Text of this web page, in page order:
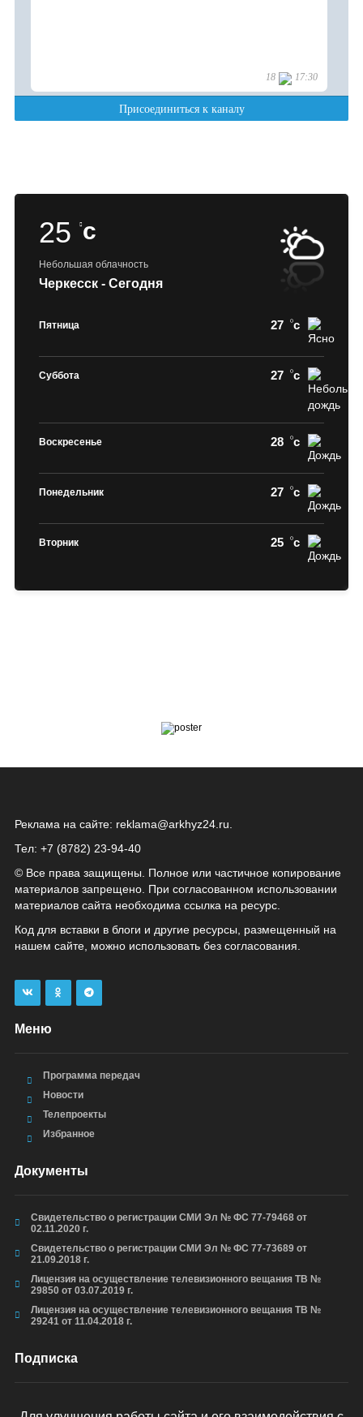
25 c
Небольшая облачность
Черкесск - Сегодня
Пятница 27 c
Суббота 27 c
Воскресенье 28 c
Понедельник 27 c
Вторник 25 c
Реклама на сайте: reklama@arkhyz24.ru
Тел: +7 (8782) 23‑94‑40
© Все права защищены. Полное или частичное копирование
материалов запрещено. При согласованном использовании
материалов сайта необходима ссылка на ресурс.
Код для вставки в блоги и другие ресурсы, размещенный на
нашем сайте, можно использовать без согласования.
Меню
Программа передач
Новости
Телепроекты
Избранное
Документы
Свидетельство о регистрации СМИ Эл № ФС 77-79468 от
02.11.2020 г.
Свидетельство о регистрации СМИ Эл № ФС 77-73689 от
21.09.2018 г.
Лицензия на осуществление телевизионного вещания ТВ №
29850 от 03.07.2019 г.
Лицензия на осуществление телевизионного вещания ТВ №
29241 от 11.04.2018 г.
Подписка